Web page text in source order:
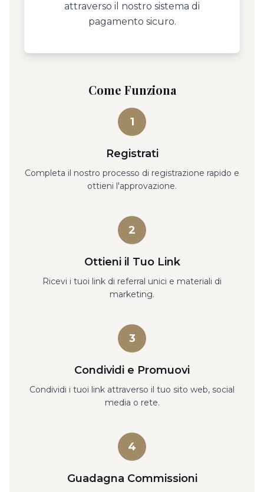
attraverso il nostro sistema di
pagamento sicuro.
Come Funziona
1
Registrati
Completa il nostro processo di registrazione rapido e
ottieni l'approvazione.
2
Ottieni il Tuo Link
Ricevi i tuoi link di referral unici e materiali di
marketing.
3
Condividi e Promuovi
Condividi i tuoi link attraverso il tuo sito web, social
media o rete.
4
Guadagna Commissioni